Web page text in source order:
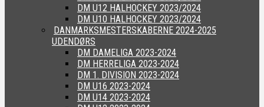
DM U12 HALHOCKEY 2023/2024
DM U10 HALHOCKEY 2023/2024
DANMARKSMESTERSKABERNE 2024-2025
UDENDØRS
DM DAMELIGA 2023-2024
DM HERRELIGA 2023-2024
DM 1. DIVISION 2023-2024
DM U16 2023-2024
DM U14 2023-2024